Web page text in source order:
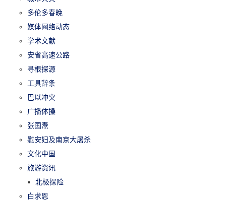
多伦多春晚
媒体网络动态
学术文献
安省高速公路
寻根探源
工具辞条
巴以冲突
广播体操
张国焘
慰安妇及南京大屠杀
文化中国
旅游资讯
北极探险
白求恩